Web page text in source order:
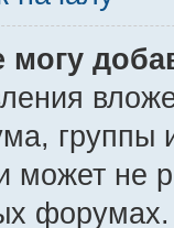
могу
группы
может не